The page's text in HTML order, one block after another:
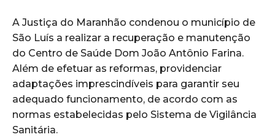
A Justiça do Maranhão condenou o município de
São Luís a realizar a recuperação e manutenção
do Centro de Saúde Dom João Antônio Farina.
Além de efetuar as reformas, providenciar
adaptações imprescindíveis para garantir seu
adequado funcionamento, de acordo com as
normas estabelecidas pelo Sistema de Vigilância
Sanitária.